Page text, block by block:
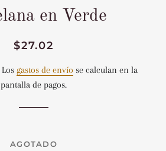
en Verde
Precio
Precio
venta
$27.02
gastos de envío se calculan en la
pantalla de pagos.
AGOTADO